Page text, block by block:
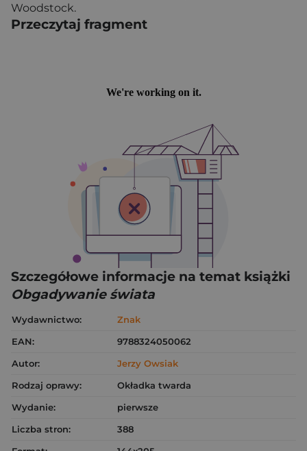
Woodstock.
Przeczytaj fragment
Szczegółowe informacje na temat książki
Obgadywanie świata
Wydawnictwo:
Znak
EAN:
9788324050062
Autor:
Jerzy Owsiak
Rodzaj oprawy:
Okładka twarda
Wydanie:
pierwsze
Liczba stron:
388